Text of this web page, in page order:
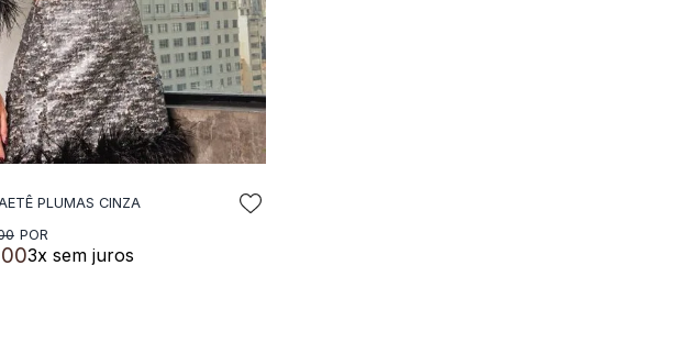
ADICIONAR A SACOLA
PLUMAS CINZA
003x sem juros